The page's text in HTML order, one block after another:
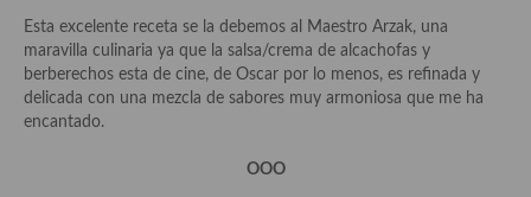
Esta excelente receta se la debemos al Maestro Arzak, una
maravilla culinaria ya que la salsa/crema de alcachofas y
berberechos esta de cine, de Oscar por lo menos, es refinada y
delicada con una mezcla de sabores muy armoniosa que me ha
encantado.
OOO